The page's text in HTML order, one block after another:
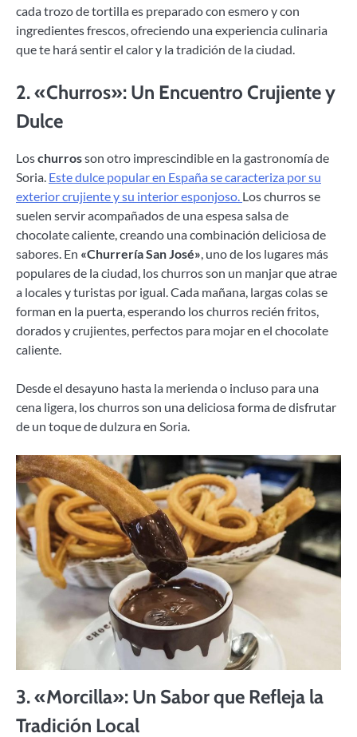
cada trozo de tortilla es preparado con esmero y con
ingredientes frescos, ofreciendo una experiencia culinaria
que te hará sentir el calor y la tradición de la ciudad.
2.«Churros»: Un Encuentro Crujiente y
Dulce
Loschurrosson otro imprescindible en la gastronomía de
Soria. Este dulce popular en España se caracteriza por su
exterior crujiente y su interior esponjoso. Los churros se
suelen servir acompañados de una espesa salsa de
chocolate caliente, creando una combinación deliciosa de
sabores. En «Churrería San José», uno de los lugares más
populares de la ciudad, los churros son un manjar que atrae
a locales y turistas por igual. Cada mañana, largas colas se
forman en la puerta, esperando los churros recién fritos,
dorados y crujientes, perfectos para mojar en el chocolate
caliente.
Desde el desayuno hasta la merienda o incluso para una
cena ligera, los churros son una deliciosa forma de disfrutar
de un toque de dulzura en Soria.
3.«Morcilla»: Un Sabor que Refleja la
Tradición Local